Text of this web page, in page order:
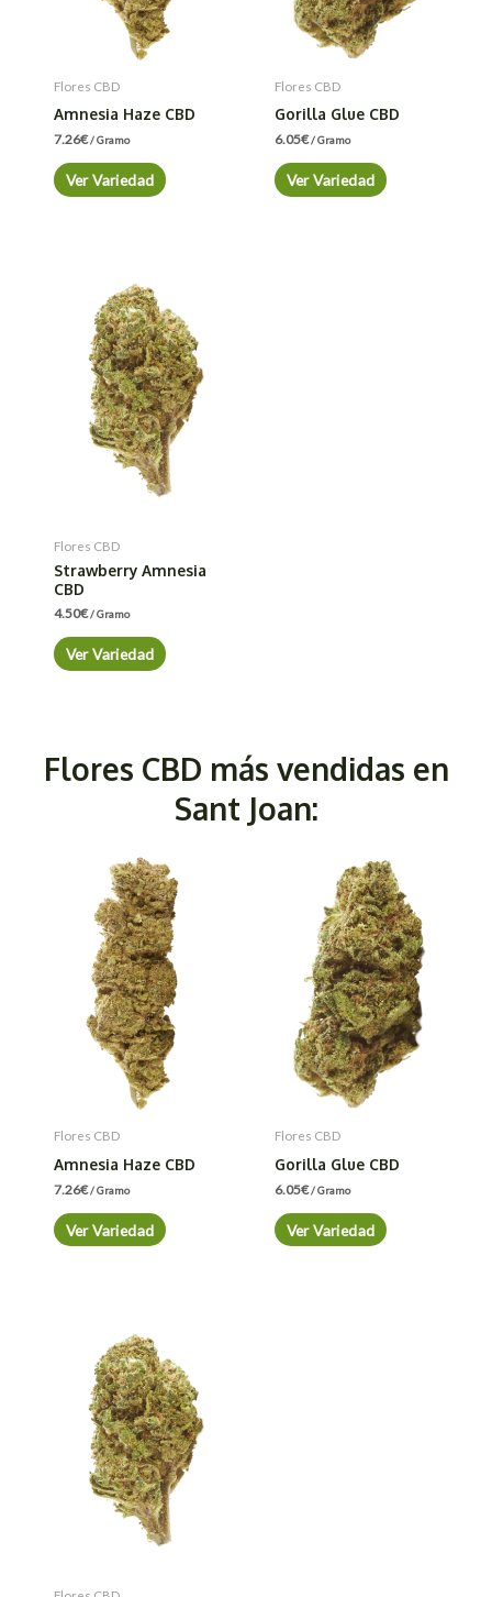
Flores CBD
Amnesia Haze CBD
7.26€/ Gramo
Ver Variedad
Flores CBD
Gorilla Glue CBD
6.05€/ Gramo
Ver Variedad
Flores CBD
Strawberry Amnesia
CBD
4.50€/ Gramo
Ver Variedad
Flores CBD más vendidas en
Sant Joan:
Flores CBD
Amnesia Haze CBD
7.26€/ Gramo
Ver Variedad
Flores CBD
Gorilla Glue CBD
6.05€/ Gramo
Ver Variedad